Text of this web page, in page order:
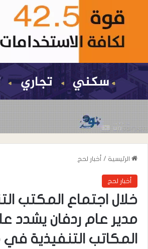
الرئيسية / أخبار لحج
أخبار لحج
خلال اجتماع المكتب
مدير عام ردفان يشدد
المكاتب التنفيذية